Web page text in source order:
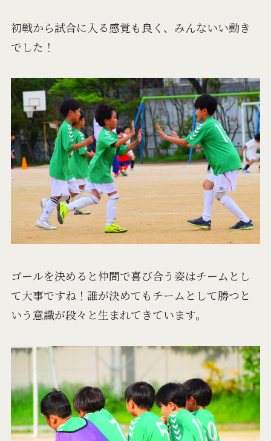
初戦から試合に入る感覚も良く、みんないい動き
でした！
ゴールを決めると仲間で喜び合う姿はチームとし
て大事ですね！誰が決めてもチームとして勝つと
いう意識が段々と生まれてきています。